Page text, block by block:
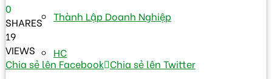
Thành Lập Doanh Nghiệp
HC
0
SHARES
19
VIEWS
Chia sẻ lên Facebook Chia sẻ lên Twitter